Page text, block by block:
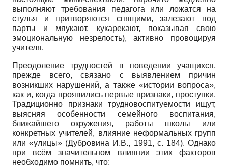
выполняют требования педагога или ложатся на
стулья и притворяются спящими, залезают под
парты и мяукают, кукарекают, показывая свою
эмоциональную незрелость), активно провоцируя
учителя.
Преодоление трудностей в поведении учащихся,
прежде всего, связано с выявлением причин
возникших нарушений, а также «истории вопроса»,
как и, когда проявились первые признаки, проступки.
Традиционно признаки трудновоспитуемости ищут,
выясняя особенности семейного воспитания,
ближайшего окружения, работы школы или
конкретных учителей, влияние неформальных групп
или «улицы» (Дубровина И.В., 1991, с. 184). Однако
при всём значительном влиянии этих факторов
необходимо помнить, что: